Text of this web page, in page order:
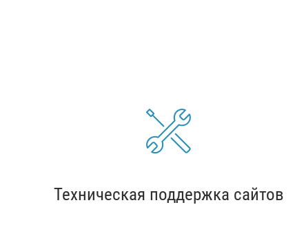
Техническая поддержка сайтов